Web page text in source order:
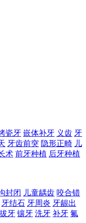
瓷牙 嵌体补牙 义齿 牙
牙齿前突 隐形正畸 儿
术 前牙种植 后牙种植
封闭 儿童龋齿 咬合错
牙结石 牙周炎 牙龈出
拔牙 镶牙 洗牙 补牙 氟